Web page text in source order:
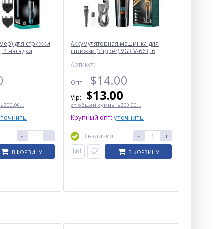
для стрижки
4 насадки
- +
В КОРЗИНУ
Аккумуляторная машинка для
стрижки (clipper) VGR V-663, 6
насадок, LED display, IPX6
Артикул: -
Опт $14.00
Vip: $13.00
от общей суммы $300.00...
Крупный опт: уточнить
В наличии - +
В КОРЗИНУ